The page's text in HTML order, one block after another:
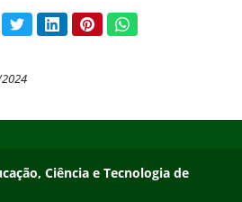
conteúdo:
TwitterLinkedInPinterestWhatsApp
Ciência e Tecnologia de